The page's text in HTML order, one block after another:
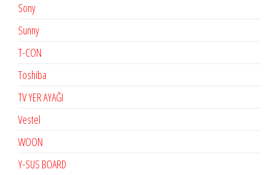
Sony
Sunny
T-CON
Toshiba
TV YER AYAĞI
Vestel
WOON
Y-SUS BOARD